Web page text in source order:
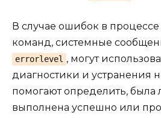
В случае ошибок в
команд, системные
errorlevel , могут
диагностики и устранения
помогают определить, была
выполнена успешно или